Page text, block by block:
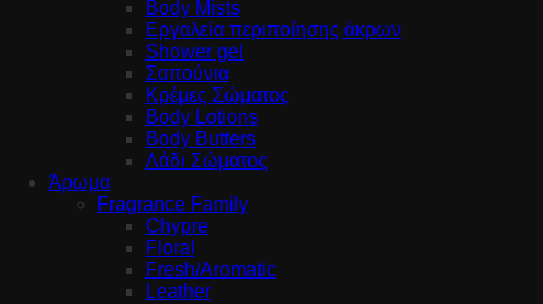
Body Mists
Εργαλεία περιποίησης άκρων
Shower gel
Σαπούνια
Κρέμες Σώματος
Body Lotions
Body Butters
Λάδι Σώματος
Άρωμα
Fragrance Family
Chypre
Floral
Fresh/Aromatic
Leather